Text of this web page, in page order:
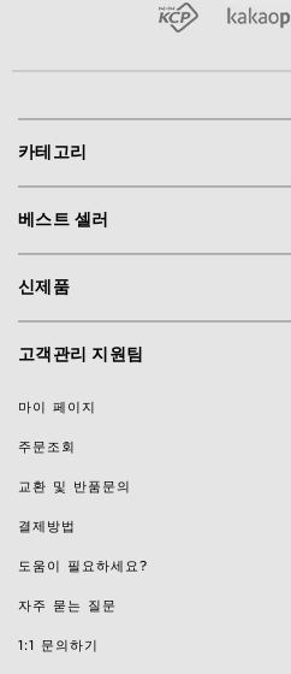
카테고리
베스트 셀러
신제품
고객관리 지원팀
마이 페이지
주문조회
교환 및 반품문의
결제방법
도움이 필요하세요?
자주 묻는 질문
1:1 문의하기